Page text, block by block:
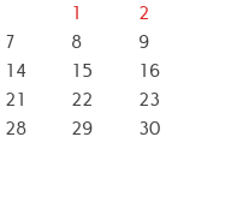
1
2
7 8
9
14 15
16
21 22
23
28 29
30